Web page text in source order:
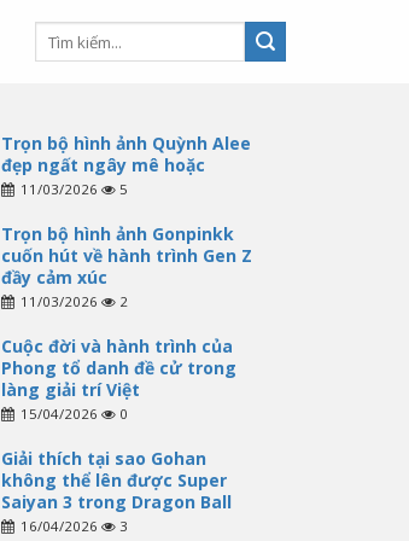
Trọn bộ hình ảnh Quỳnh Alee
đẹp ngất ngây mê hoặc
11/03/2026 5
Trọn bộ hình ảnh Gonpinkk
cuốn hút về hành trình Gen Z
đầy cảm xúc
11/03/2026 2
Cuộc đời và hành trình của
Phong tổ danh đề cử trong
làng giải trí Việt
15/04/2026 0
Giải thích tại sao Gohan
không thể lên được Super
Saiyan 3 trong Dragon Ball
16/04/2026 3